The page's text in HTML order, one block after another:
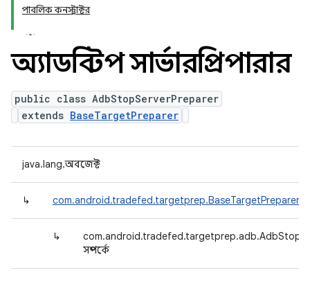
পাবলিক কনস্ট্রাক্টর
অ্যাডবিস্টপ সার্ভারপ্রিপারার
public class AdbStopServerPreparer
extends BaseTargetPreparer
java.lang.অবজেক্ট
↳ com.android.tradefed.targetprep.BaseTargetPreparer
↳
সম্পর্কে